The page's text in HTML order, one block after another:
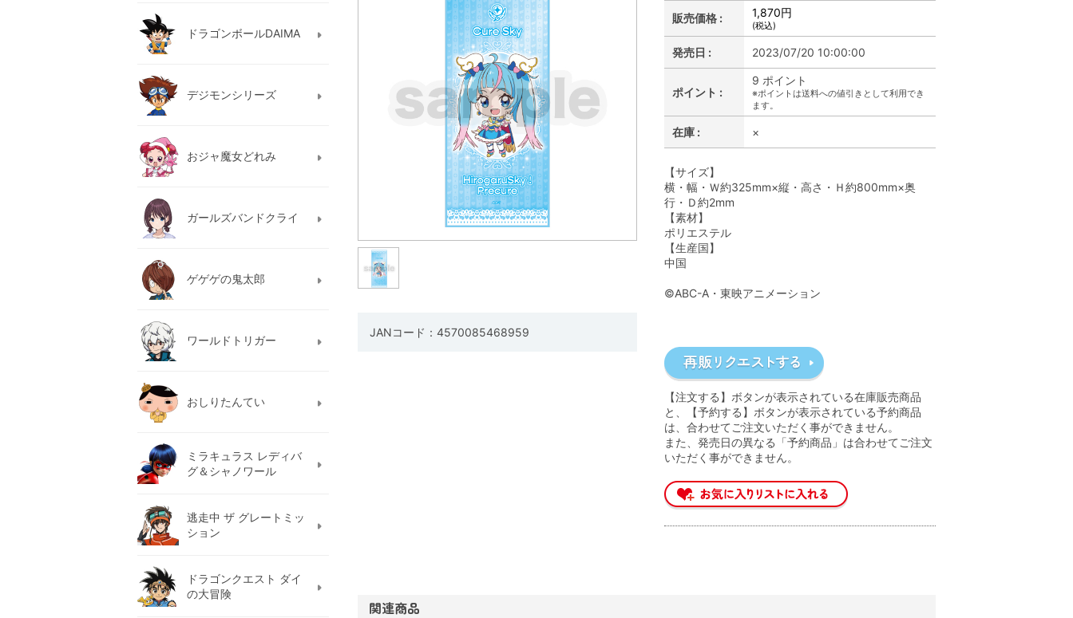
JANコード：4570085468959
販売価格 : 1,870円
(税込)
発売日 : 2023/07/20 10:00:00
ポイント :
9 ポイント
※ポイントは送料への値引きとして利用でき
ます。
在庫 : ×
【サイズ】
横・幅・Ｗ約325mm×縦・高さ・Ｈ約800mm×奥
行・Ｄ約2mm
【素材】
ポリエステル
【生産国】
中国
©ABC-A・東映アニメーション
【注文する】ボタンが表示されている在庫販売商品
と、【予約する】ボタンが表示されている予約商品
は、合わせてご注文いただく事ができません。
また、発売日の異なる「予約商品」は合わせてご注文
いただく事ができません。
関連商品
ドラゴンボールDAIMA
デジモンシリーズ
おジャ魔女どれみ
ガールズバンドクライ
ゲゲゲの鬼太郎
ワールドトリガー
おしりたんてい
ミラキュラス レディバ
グ＆シャノワール
逃走中 ザ グレートミッ
ション
ドラゴンクエスト ダイ
の大冒険